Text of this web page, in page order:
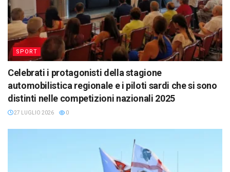
SPORT
Celebrati i protagonisti della stagione
automobilistica regionale e i piloti sardi che si sono
distinti nelle competizioni nazionali 2025
27 LUGLIO 2026 0